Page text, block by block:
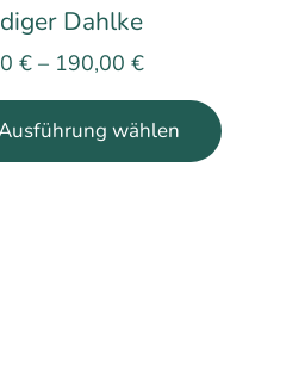
Dahlke
€– 190,00 €
wählen
Produkt